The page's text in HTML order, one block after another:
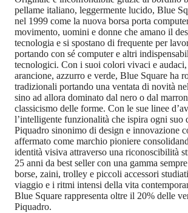
pellame italiano, leggermente lucido, Blue
nel 1999 come la nuova borsa porta
movimento, uomini e donne che amano il
tecnologia e si spostano di frequente per
portando con sé computer e altri
tecnologici. Con i suoi colori vivaci e
arancione, azzurro e verde, Blue Square ha
tradizionali portando una ventata di novità
sino ad allora dominato dal nero o dal
classicismo delle forme. Con le sue linee
l’intelligente funzionalità che ispira ogni suo
Piquadro sinonimo di design e innovazione
affermato come marchio pioniere
identità visiva attraverso una riconoscibilità
25 anni da best seller con una gamma
borse, zaini, trolley e piccoli accessori
viaggio e i ritmi intensi della vita
Blue Square rappresenta oltre il 20% delle
Piquadro.